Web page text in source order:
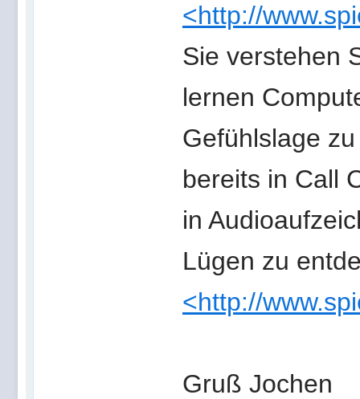
<http://
Sie verstehen
lernen
Gefühlslage
bereits in Call
in
Lügen zu
<http://
Gruß Jochen